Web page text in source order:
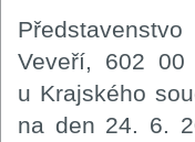
Veveří, 602
u Krajského
na den 24. 6.